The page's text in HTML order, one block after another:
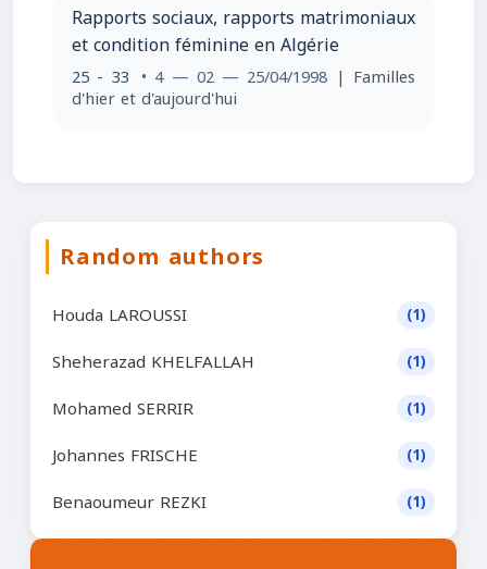
Rapports sociaux, rapports matrimoniaux
et condition féminine en Algérie
25 - 33 • 4 — 02 — 25/04/1998 | Familles
d'hier et d'aujourd'hui
Random authors
Houda LAROUSSI (1)
Sheherazad KHELFALLAH (1)
Mohamed SERRIR (1)
Johannes FRISCHE (1)
Benaoumeur REZKI (1)